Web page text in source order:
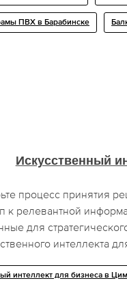
ПВХ в Барабинске
Искусственный
процесс принятия
к релевантной
для
интеллекта
интеллект для бизнеса в